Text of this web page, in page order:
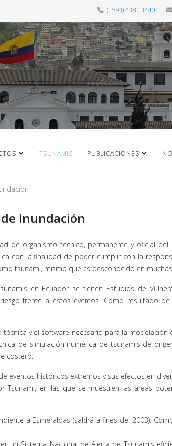
(+593) 438 13440
TSUNAMIS PUBLICACIONES
Inundación
de organismo técnico, permanente y oficial
con la finalidad de poder cumplir con la
tsunami, mismo que es desconocido en
en Ecuador se tienen Estudios de
frente a estos eventos. Como resultado
y el software necesario para la
de simulación numérica de tsunamis de
costero.
eventos históricos extremos y sus efectos en
en las que se muestren las áreas
a Esmeraldas (saldrá a fines del 2003).
un Sistema Nacional de Alerta de Tsunamis